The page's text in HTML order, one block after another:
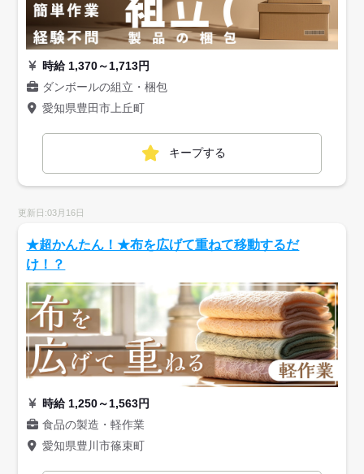
時給 1,370～1,713円
ダンボールの組立・梱包
愛知県豊田市上丘町
キープする
更新日:03月16日
★超かんたん！★布を広げて重ねて移動するだ
け！？
時給 1,250～1,563円
食品の製造・軽作業
愛知県豊川市篠束町